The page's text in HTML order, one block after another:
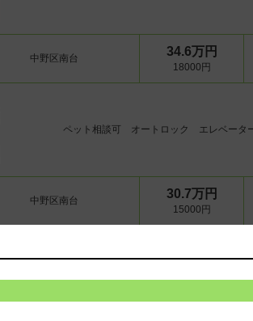
中野区南台 34.6万円
18000円
ペット相談可 オートロック エレベー
中野区南台 30.7万円
15000円
ペット相談可 オートロック エレベー